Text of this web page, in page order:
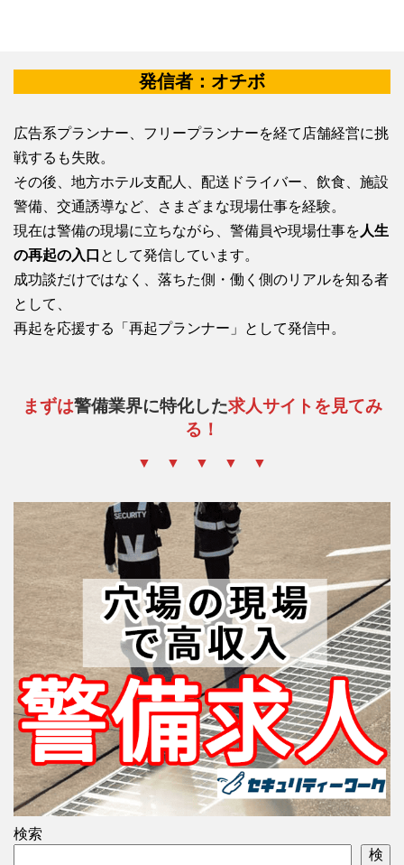
発信者：オチボ
広告系プランナー、フリープランナーを経て店舗経営に挑
戦するも失敗。
その後、地方ホテル支配人、配送ドライバー、飲食、施設
警備、交通誘導など、さまざまな現場仕事を経験。
現在は警備の現場に立ちながら、警備員や現場仕事を 人生
の再起の入口 として発信しています。
成功談だけではなく、落ちた側・働く側のリアルを知る者
として、
再起を応援する「再起プランナー」として発信中。
まずは警備業界に特化した求人サイトを見てみ
る！
▼ ▼ ▼ ▼ ▼
検索
検